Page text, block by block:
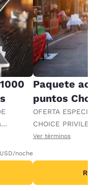
USD/noche
Paquete
puntos
OFERTA
CHOICE
recompensas al
Ver términos